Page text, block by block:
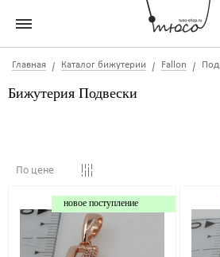
Главная Каталог бижутерии Fallon
Бижутерия Подвески
По цене
новое поступление